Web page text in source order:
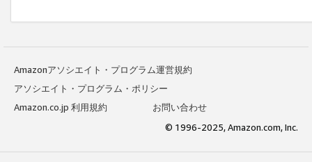
Amazonアソシエイト・プログラム運営規約
アソシエイト・プログラム・ポリシー
Amazon.co.jp 利用規約
お問い合わせ
© 1996-2025, Amazon.com, Inc.